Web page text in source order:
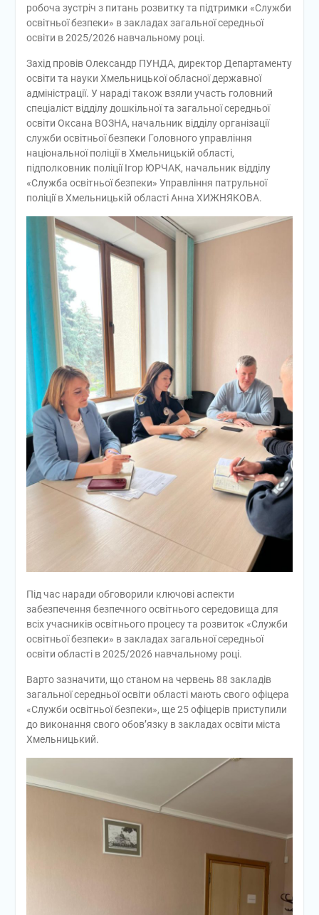
робоча зустріч з питань розвитку та підтримки «Служби
освітньої безпеки» в закладах загальної середньої
освіти в 2025/2026 навчальному році.
Захід провів Олександр ПУНДА, директор Департаменту
освіти та науки Хмельницької обласної державної
адміністрації. У нараді також взяли участь головний
спеціаліст відділу дошкільної та загальної середньої
освіти Оксана ВОЗНА, начальник відділу організації
служби освітньої безпеки Головного управління
національної поліції в Хмельницькій області,
підполковник поліції Ігор ЮРЧАК, начальник відділу
«Служба освітньої безпеки» Управління патрульної
поліції в Хмельницькій області Анна ХИЖНЯКОВА.
Під час наради обговорили ключові аспекти
забезпечення безпечного освітнього середовища для
всіх учасників освітнього процесу та розвиток «Служби
освітньої безпеки» в закладах загальної середньої
освіти області в 2025/2026 навчальному році.
Варто зазначити, що станом на червень 88 закладів
загальної середньої освіти області мають свого офіцера
«Служби освітньої безпеки», ще 25 офіцерів приступили
до виконання свого обов’язку в закладах освіти міста
Хмельницький.